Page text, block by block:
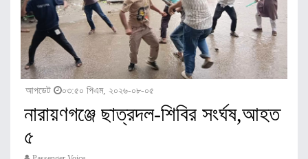
আপডেট ০৩:৫০ পিএম, ২০২৬-০৮-০৫
নারায়ণগঞ্জে ছাত্রদল-শিবির সংর্ঘষ,আহত
৫